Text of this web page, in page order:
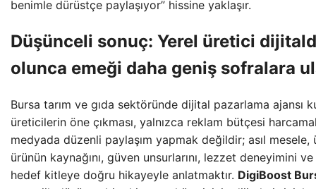
benimle dürüstçe paylaşıyor” hissine yaklaşır.
Düşünceli sonuç: Yerel üretici
olunca emeği daha geniş sofralara
Bursa tarım ve gıda sektöründe dijital pazarlama ajansı
üreticilerin öne çıkması, yalnızca reklam bütçesi
medyada düzenli paylaşım yapmak değildir; asıl
ürünün kaynağını, güven unsurlarını, lezzet deneyimini
hedef kitleye doğru hikayeyle anlatmaktır. DigiBoost